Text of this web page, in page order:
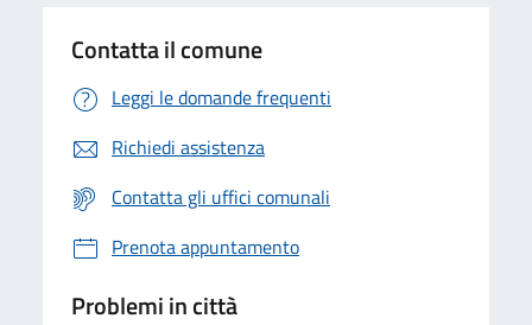
Contatta il comune
Leggi le domande frequenti
Richiedi assistenza
Contatta gli uffici comunali
Prenota appuntamento
Problemi in città